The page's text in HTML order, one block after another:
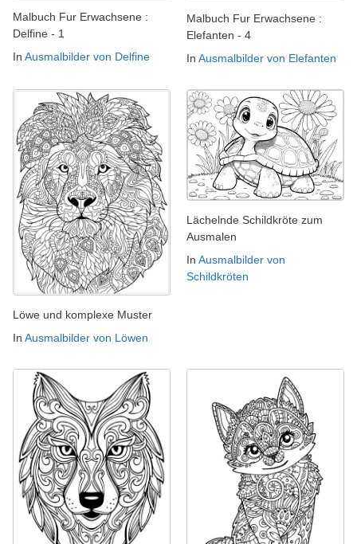
Malbuch Fur Erwachsene :
Delfine - 1
In Ausmalbilder von Delfine
Malbuch Fur Erwachsene :
Elefanten - 4
In Ausmalbilder von Elefanten
Löwe und komplexe Muster
In Ausmalbilder von Löwen
Lächelnde Schildkröte zum
Ausmalen
In Ausmalbilder von
Schildkröten